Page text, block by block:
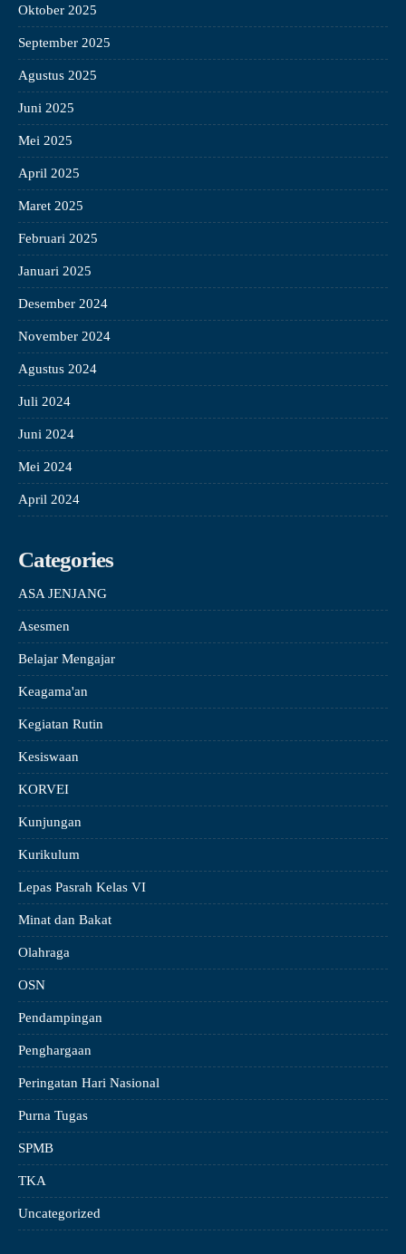
Oktober 2025
September 2025
Agustus 2025
Juni 2025
Mei 2025
April 2025
Maret 2025
Februari 2025
Januari 2025
Desember 2024
November 2024
Agustus 2024
Juli 2024
Juni 2024
Mei 2024
April 2024
Categories
ASA JENJANG
Asesmen
Belajar Mengajar
Keagama'an
Kegiatan Rutin
Kesiswaan
KORVEI
Kunjungan
Kurikulum
Lepas Pasrah Kelas VI
Minat dan Bakat
Olahraga
OSN
Pendampingan
Penghargaan
Peringatan Hari Nasional
Purna Tugas
SPMB
TKA
Uncategorized